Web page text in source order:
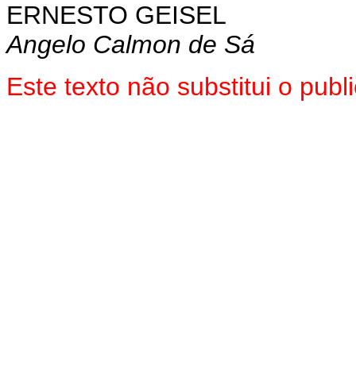
ERNESTO GEISEL
Angelo Calmon de Sá
Este texto não substitui o